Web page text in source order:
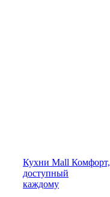
Кухни Mall Комфорт,
доступный
каждому